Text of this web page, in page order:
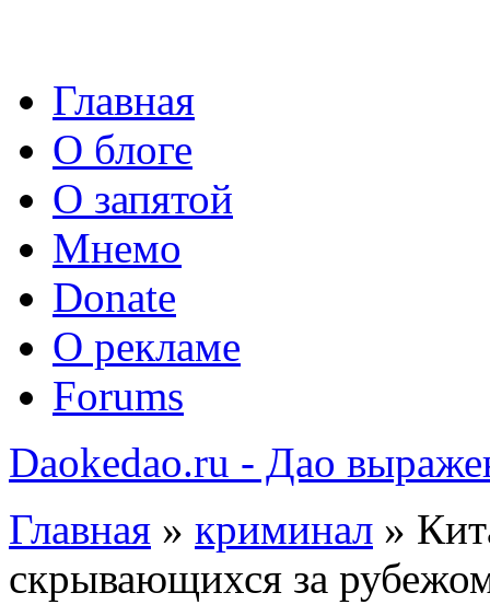
Главная
О блоге
О запятой
Мнемо
Donate
О рекламе
Forums
Daokedao.ru - Дао
Главная » криминал »
скрывающихся за